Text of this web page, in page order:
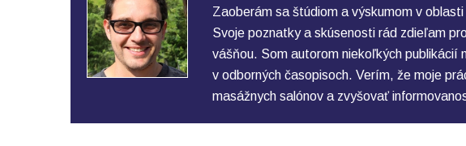
Zaoberám sa štúdiom a výskumom v
Svoje poznatky a skúsenosti rád zdieľam
vášňou. Som autorom niekoľkých publikácií
v odborných časopisoch. Verím, že moje
masážnych salónov a zvyšovať